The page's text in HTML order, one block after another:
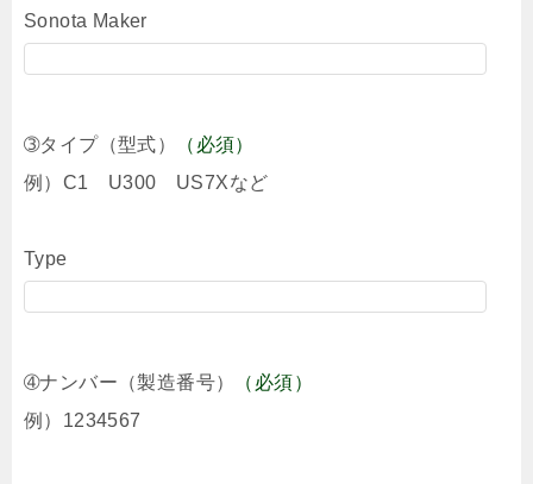
Sonota Maker
➂タイプ（型式）
（必須）
例）C1 U300 US7Xなど
Type
➃ナンバー（製造番号）
（必須）
例）1234567